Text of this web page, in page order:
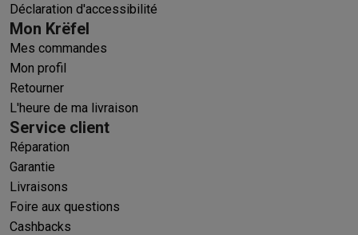
Déclaration d'accessibilité
Mon Krëfel
Mes commandes
Mon profil
Retourner
L'heure de ma livraison
Service client
Réparation
Garantie
Livraisons
Foire aux questions
Cashbacks